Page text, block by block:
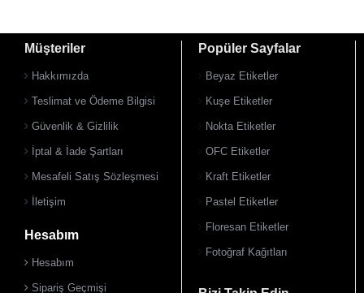
Müşteriler
Hakkımızda
Teslimat ve Ödeme Bilgisi
Güvenlik & Gizlilik
İptal & İade Şartları
Mesafeli Satış Sözleşmesi
İletişim
Hesabım
Hesabım
Sipariş Geçmişi
Popüler Sayfalar
Beyaz Etiketler
Kuşe Etiketler
Nokta Etiketler
OFC Etiketler
Kraft Etiketler
Pastel Etiketler
Floresan Etiketler
Fotoğraf Kağıtları